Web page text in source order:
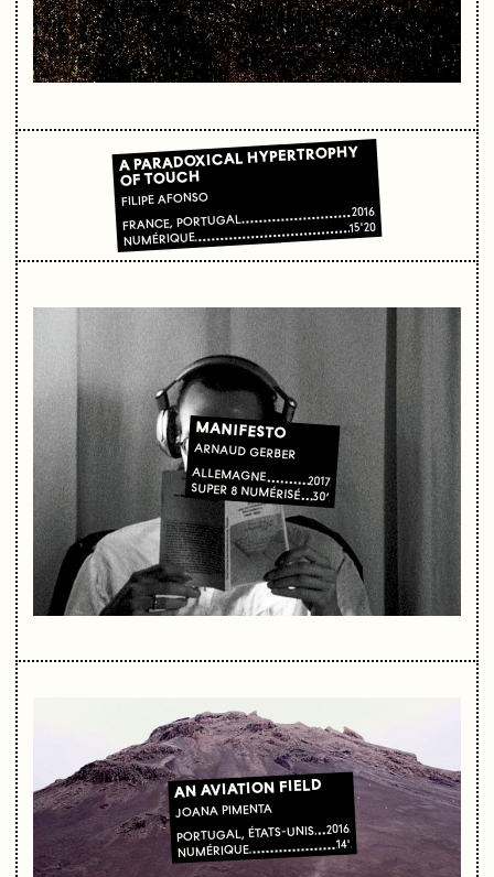
A PARADOXICAL HYPERTROPHY
OF TOUCH
FILIPE AFONSO
FRANCE, PORTUGAL
2016
NUMÉRIQUE
15'20
MANIFESTO
ARNAUD GERBER
ALLEMAGNE 2017
SUPER 8 NUMÉRISÉ 30’
AN AVIATION FIELD
JOANA PIMENTA
PORTUGAL, ÉTATS-UNIS 2016
NUMÉRIQUE 14'